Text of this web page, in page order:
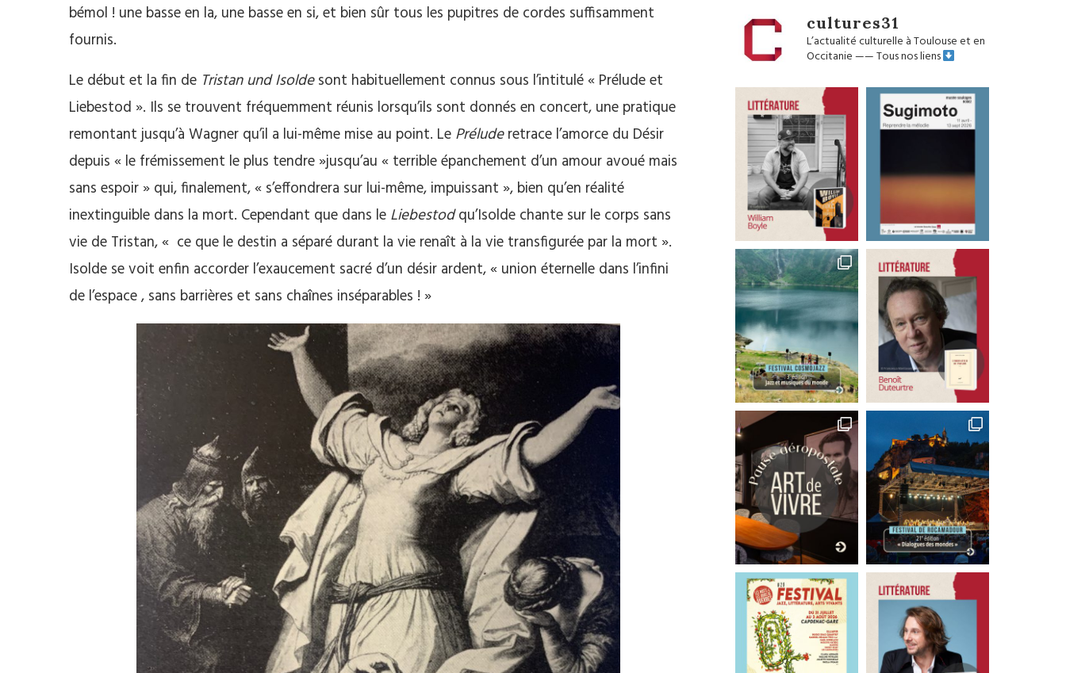
bémol ! une basse en la, une basse en si, et bien sûr tous les pupitres de cordes suffisamment
fournis.
Le début et la fin de Tristan und Isoldesont habituellement connus sous l’intitulé « Prélude et
Liebestod ». Ils se trouvent fréquemment réunis lorsqu’ils sont donnés en concert, une pratique
remontant jusqu’à Wagner qu’il a lui-même mise au point. Le Préluderetrace l’amorce du Désir
depuis « le frémissement le plus tendre »jusqu’au « terrible épanchement d’un amour avoué mais
sans espoir » qui, finalement, « s’effondrera sur lui-même, impuissant », bien qu’en réalité
inextinguible dans la mort. Cependant que dans le Liebestodqu’Isolde chante sur le corps sans
vie de Tristan, « ce que le destin a séparé durant la vie renaît à la vie transfigurée par la mort ».
Isolde se voit enfin accorder l’exaucement sacré d’un désir ardent, « union éternelle dans l’infini
de l’espace , sans barrières et sans chaînes inséparables ! »
cultures31
L’actualité culturelle à Toulouse et en
Occitanie——Tous nos liens